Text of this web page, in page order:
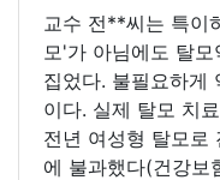
교수 전**씨는 특이
모'가 아님에도 탈
집었다. 불필요하게
이다. 실제 탈모 치
전년 여성형 탈모로
에 불과했다(건강보